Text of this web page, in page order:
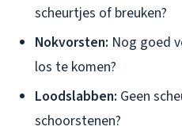
scheurtjes of breuken?
Nokvorsten: Nog goed
los te komen?
Loodslabben: Geen
schoorstenen?